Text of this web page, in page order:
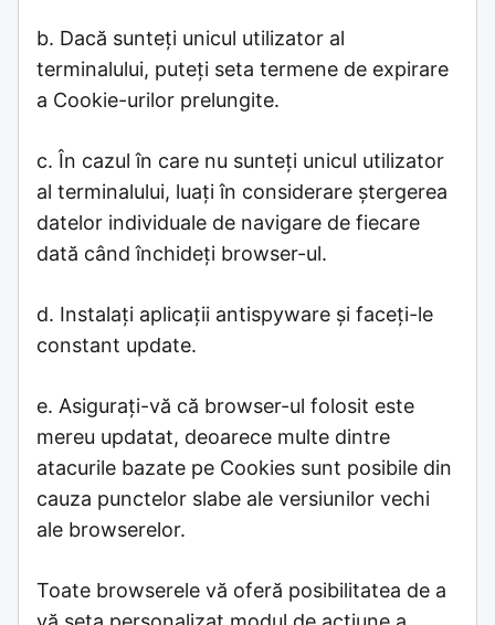
b. Dacă sunteți unicul utilizator al
terminalului, puteți seta termene de expirare
a Cookie-urilor prelungite.
c. În cazul în care nu sunteți unicul utilizator
al terminalului, luați în considerare ștergerea
datelor individuale de navigare de fiecare
dată când închideți browser-ul.
d. Instalați aplicații antispyware și faceți-le
constant update.
e. Asigurați-vă că browser-ul folosit este
mereu updatat, deoarece multe dintre
atacurile bazate pe Cookies sunt posibile din
cauza punctelor slabe ale versiunilor vechi
ale browserelor.
Toate browserele vă oferă posibilitatea de a